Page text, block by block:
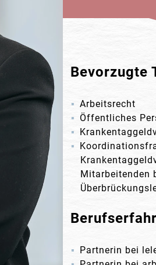
Bevorzugte
Arbeitsrecht
Öffentliches
Mitarbeitenden
Partnerin bei